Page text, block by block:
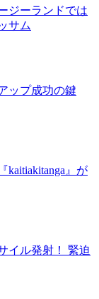
ジーランドでは
サム
ップ成功の鍵
kaitiakitanga』が
イル発射！ 緊迫